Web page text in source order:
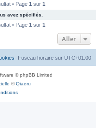
c
e
• Page 1 sur 1
avez spécifiés.
• Page 1 sur 1
Aller
Fuseau horaire sur UTC+01:00
© phpBB Limited
©Qiaeru